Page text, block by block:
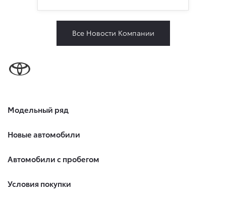
Все Новости Компании
Модельный ряд
Новые автомобили
Автомобили с пробегом
Условия покупки